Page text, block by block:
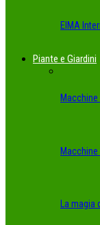
EIMA
Piante e Giardini
La